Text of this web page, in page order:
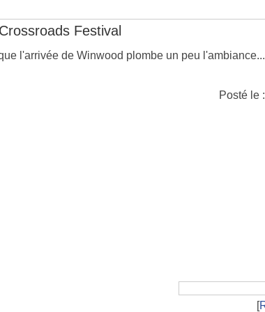
Festival
l'arrivée de Winwood plombe un peu l'ambiance...
Posté le
[